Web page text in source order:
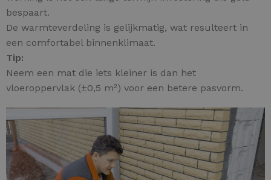
bespaart.
De warmteverdeling is gelijkmatig, wat resulteert in
een comfortabel binnenklimaat.
Tip:
Neem een mat die iets kleiner is dan het
vloeroppervlak (±0,5 m²) voor een betere pasvorm.